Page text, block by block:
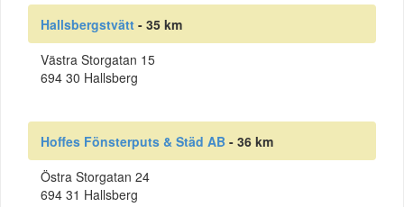
Hallsbergstvätt - 35 km
Västra Storgatan 15
694 30 Hallsberg
Hoffes Fönsterputs & Städ AB - 36 km
Östra Storgatan 24
694 31 Hallsberg